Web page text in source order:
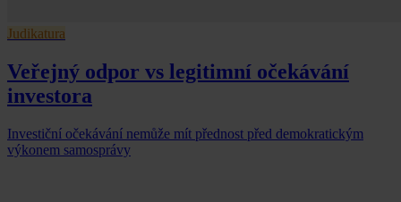
Judikatura
Veřejný odpor vs legitimní očekávání
investora
Investiční očekávání nemůže mít přednost před demokratickým
výkonem samosprávy